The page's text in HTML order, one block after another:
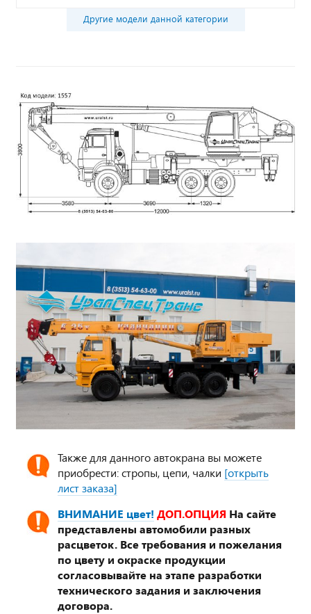
Другие модели данной категории
Также для данного автокрана вы можете
приобрести: стропы, цепи, чалки [открыть
лист заказа]
ВНИМАНИЕ цвет! ДОП.ОПЦИЯ На сайте
представлены автомобили разных
расцветок. Все требования и пожелания
по цвету и окраске продукции
согласовывайте на этапе разработки
технического задания и заключения
договора.